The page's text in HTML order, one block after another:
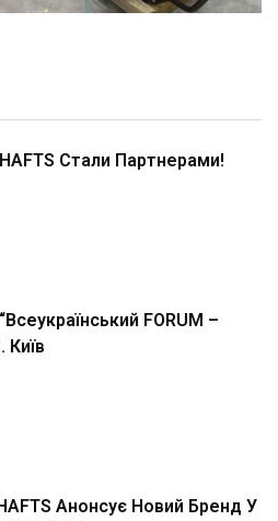
Стали Партнерами!
FORUM –
Київ
Анонсує Новий Бренд У